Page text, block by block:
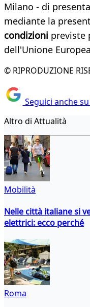
Milano - di
mediante la
condizioni previste
dell'Unione
© RIPRODUZIONE
Seguici anche
Altro di Attualità
Mobilità
Nelle città italiane si
elettrici: ecco perché
Roma